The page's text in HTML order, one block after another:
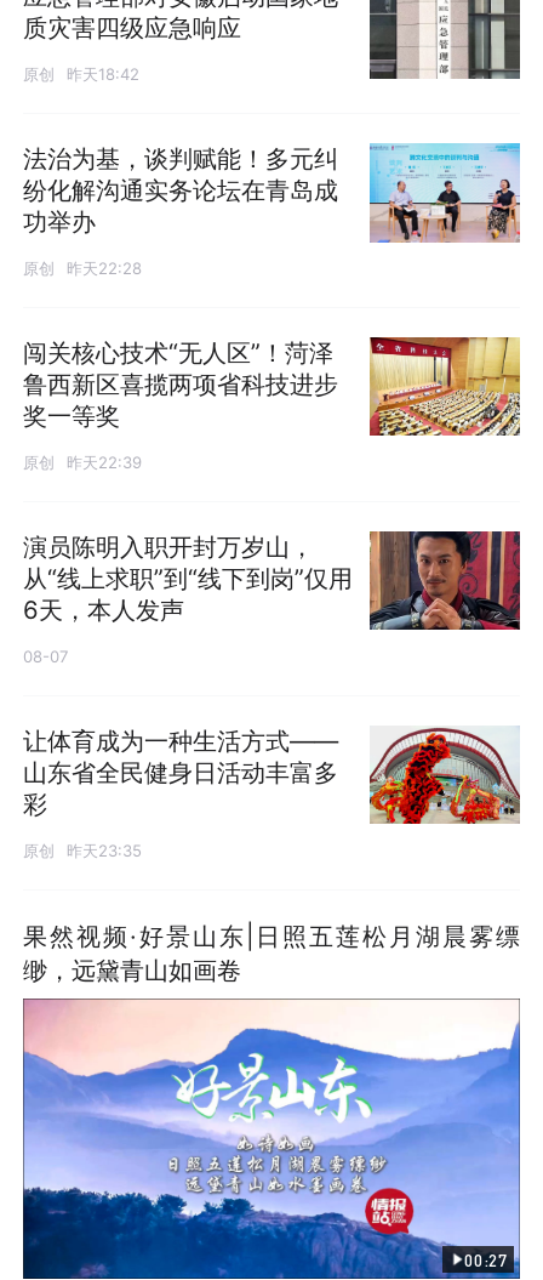
质灾害四级应急响应
原创 昨天18:42
法治为基，谈判赋能！多元纠
纷化解沟通实务论坛在青岛成
功举办
原创 昨天22:28
闯关核心技术“无人区”！菏泽
鲁西新区喜揽两项省科技进步
奖一等奖
原创 昨天22:39
演员陈明入职开封万岁山，
从“线上求职”到“线下到岗”仅用
6天，本人发声
08-07
让体育成为一种生活方式——
山东省全民健身日活动丰富多
彩
原创 昨天23:35
果然视频·好景山东|日照五莲松月湖晨雾缥
缈，远黛青山如画卷
00:27